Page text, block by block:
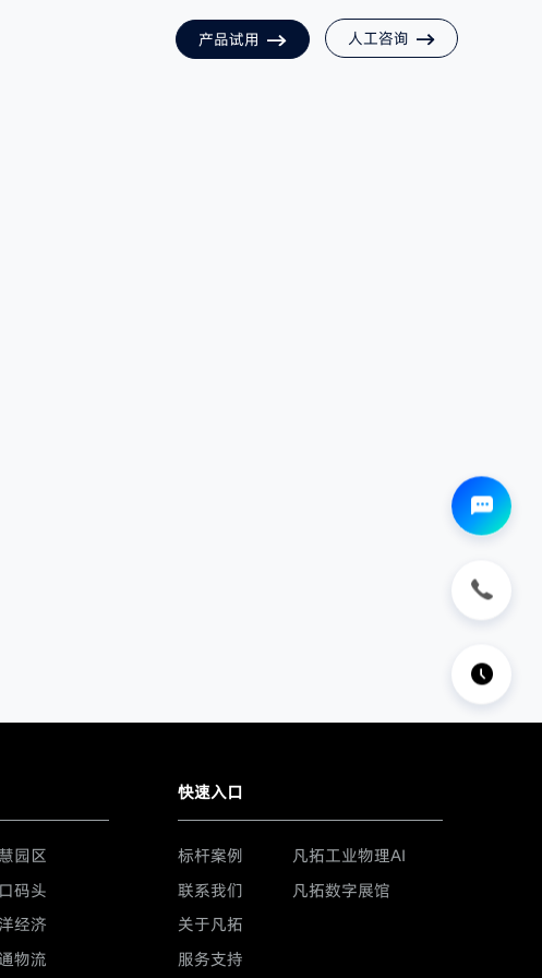
产品试用 人工咨询
园区
码头
经济
物流
快速入口
标杆案例
联系我们
关于凡拓
服务支持
凡拓工业物理AI
凡拓数字展馆